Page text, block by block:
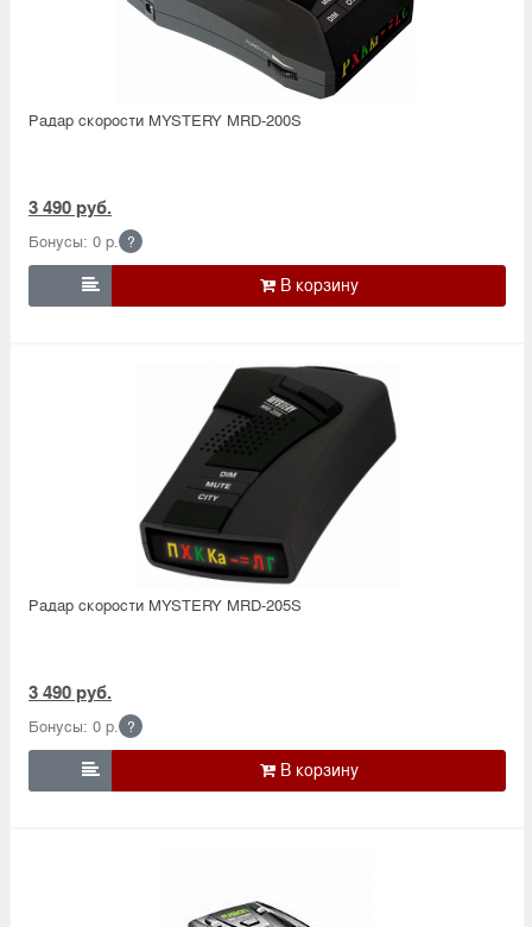
Радар скорости MYSTERY MRD-200S
3 490 руб.
Бонусы: 0 р. ?

Радар скорости MYSTERY MRD-205S
3 490 руб.
Бонусы: 0 р. ?
